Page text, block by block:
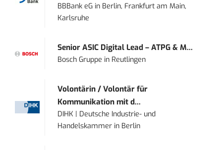
BBBank eG in Berlin, Frankfurt am Main,
Karlsruhe
Senior ASIC Digital Lead – ATPG & M...
Bosch Gruppe in Reutlingen
Volontärin / Volontär für
Kommunikation mit d...
DIHK | Deutsche Industrie- und
Handelskammer in Berlin